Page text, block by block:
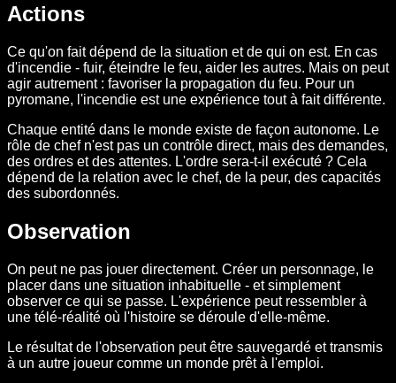
Actions
Ce qu'on fait dépend de la situation et de qui on est. En cas
d'incendie - fuir, éteindre le feu, aider les autres. Mais on peut
agir autrement : favoriser la propagation du feu. Pour un
pyromane, l'incendie est une expérience tout à fait différente.
Chaque entité dans le monde existe de façon autonome. Le
rôle de chef n'est pas un contrôle direct, mais des demandes,
des ordres et des attentes. L'ordre sera-t-il exécuté ? Cela
dépend de la relation avec le chef, de la peur, des capacités
des subordonnés.
Observation
On peut ne pas jouer directement. Créer un personnage, le
placer dans une situation inhabituelle - et simplement
observer ce qui se passe. L'expérience peut ressembler à
une télé-réalité où l'histoire se déroule d'elle-même.
Le résultat de l'observation peut être sauvegardé et transmis
à un autre joueur comme un monde prêt à l'emploi.